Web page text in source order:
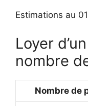
Estimations au
Loyer
nombre
Nombre de